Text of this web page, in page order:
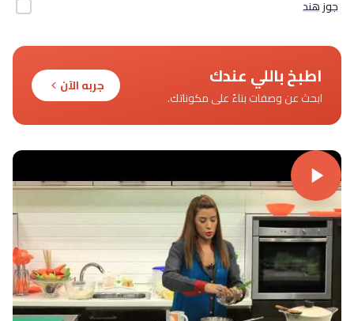
جوز هند
اطبخ باللي عندك
ابحث عن وصفات بناءً على مكوناتك.
جربه الآن